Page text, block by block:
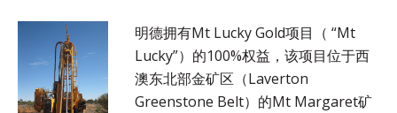
明德拥有Mt Lucky Gold项目（ “Mt
Lucky”）的100%权益，该项目位于西
澳东北部金矿区（Laverton
Greenstone Belt）的Mt Margaret矿